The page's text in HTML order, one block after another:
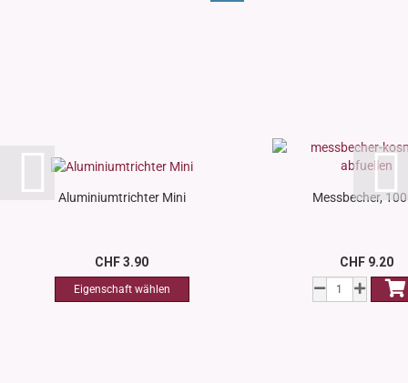
Aluminiumtrichter Mini
CHF 3.90
Messbecher,
CHF 9.20